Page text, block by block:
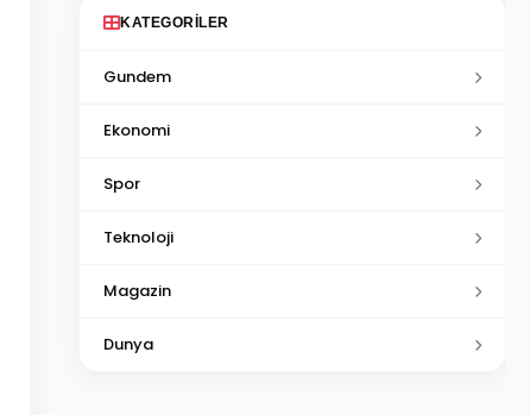
KATEGORILER
Gundem
Ekonomi
Spor
Teknoloji
Magazin
Dunya